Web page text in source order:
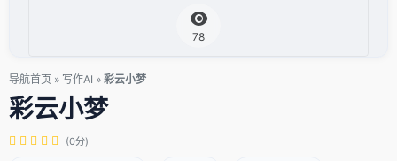
78
导航首页 » 写作AI » 彩云小梦
彩云小梦
(0分)